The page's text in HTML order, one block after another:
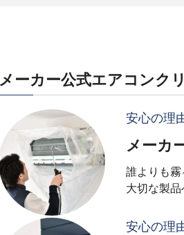
メーカー公式エアコンク
安心の理
メーカ
誰よりも霧
大切な製品
安心の理